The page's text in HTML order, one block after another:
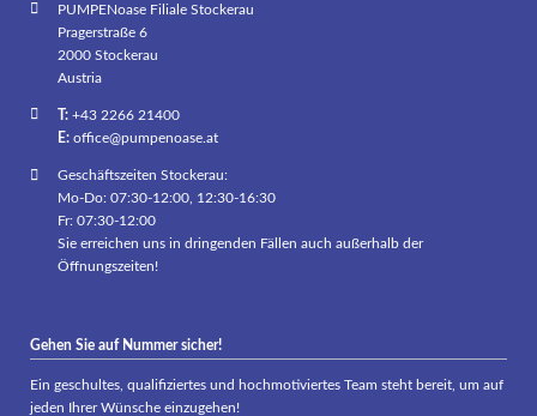
PUMPENoase Filiale Stockerau
Pragerstraße 6
2000 Stockerau
Austria
T:+43 2266 21400
E: office@pumpenoase.at
Geschäftszeiten Stockerau:
Mo-Do: 07:30-12:00, 12:30-16:30
Fr: 07:30-12:00
Sie erreichen uns in dringenden Fällen auch außerhalb der
Öffnungszeiten!
Gehen Sie auf Nummer sicher!
Ein geschultes, qualifiziertes und hochmotiviertes Team steht bereit, um auf
jeden Ihrer Wünsche einzugehen!